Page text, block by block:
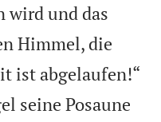
wird und das
Himmel, die
ist abgelaufen!“
seine Posaune